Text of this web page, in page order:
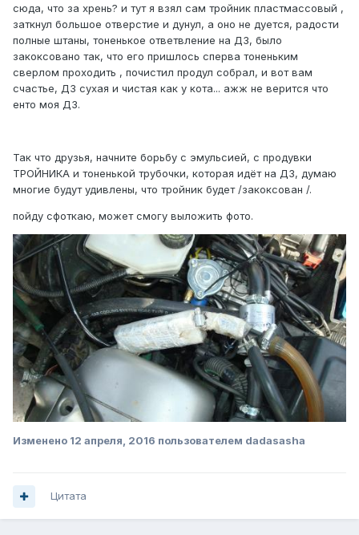
сюда, что за хрень? и тут я взял сам тройник пластмассовый ,
заткнул большое отверстие и дунул, а оно не дуется, радости
полные штаны, тоненькое ответвление на ДЗ, было
закоксовано так, что его пришлось сперва тоненьким
сверлом проходить , почистил продул собрал, и вот вам
счастье, ДЗ сухая и чистая как у кота... ажж не верится что
енто моя ДЗ.
Так что друзья, начните борьбу с эмульсией, с продувки
ТРОЙНИКА и тоненькой трубочки, которая идёт на ДЗ, думаю
многие будут удивлены, что тройник будет /закоксован /.
пойду сфоткаю, может смогу выложить фото.
Изменено 12 апреля, 2016 пользователем dadasasha
Цитата